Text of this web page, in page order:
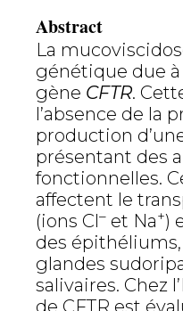
Abstract
La
génétique due
gène CFTR.
l’absence de la
production
présentant des
fonctionnelles.
affectent le
(ions Cl– et Na+)
des
glandes
salivaires. Chez
de CFTR est